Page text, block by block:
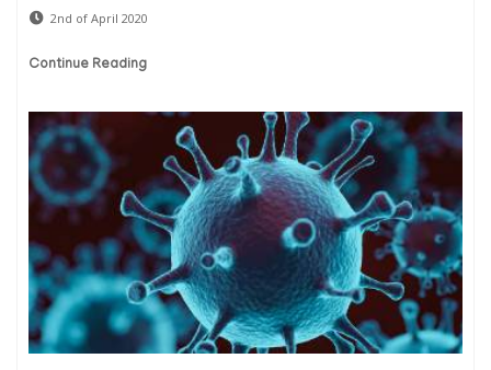
2nd of April 2020
Continue Reading